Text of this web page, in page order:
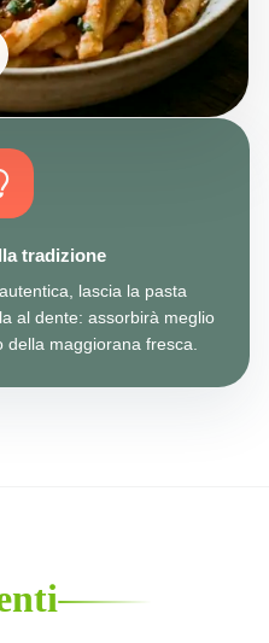
tradizione
lascia la pasta
al dente: assorbirà meglio
della maggiorana fresca.